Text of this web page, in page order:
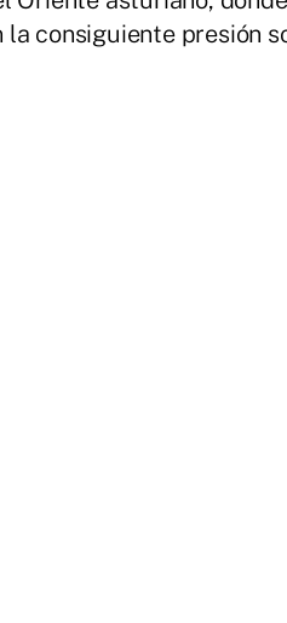
consiguiente presión